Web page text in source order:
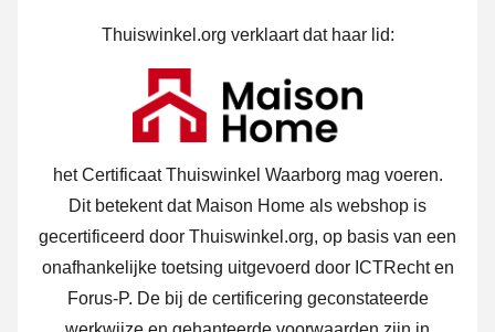
Thuiswinkel.org verklaart dat haar lid:
het Certificaat Thuiswinkel Waarborg mag voeren.
Dit betekent dat Maison Home als webshop is
gecertificeerd door Thuiswinkel.org, op basis van een
onafhankelijke toetsing uitgevoerd door ICTRecht en
Forus-P. De bij de certificering geconstateerde